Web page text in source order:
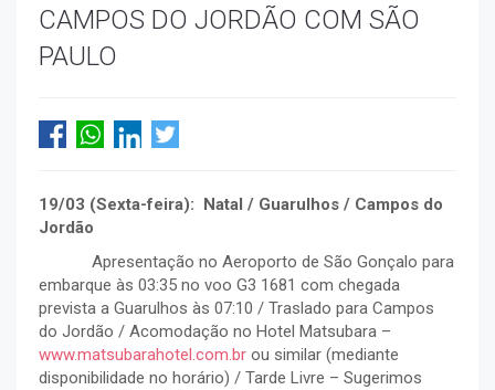
CAMPOS DO JORDÃO COM SÃO
PAULO
19/03 (Sexta-feira): Natal / Guarulhos / Campos do
Jordão
Apresentação no Aeroporto de São Gonçalo para
embarque às 03:35 no voo G3 1681 com chegada
prevista a Guarulhos às 07:10 / Traslado para Campos
do Jordão / Acomodação no Hotel Matsubara –
www.matsubarahotel.com.br ou similar (mediante
disponibilidade no horário) / Tarde Livre – Sugerimos